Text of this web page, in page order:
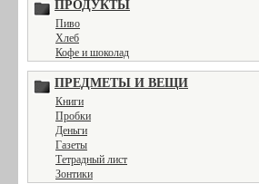
ПРОДУКТЫ
Пиво
Хлеб
Кофе и шоколад
ПРЕДМЕТЫ И ВЕЩИ
Книги
Пробки
Деньги
Газеты
Тетрадный лист
Зонтики